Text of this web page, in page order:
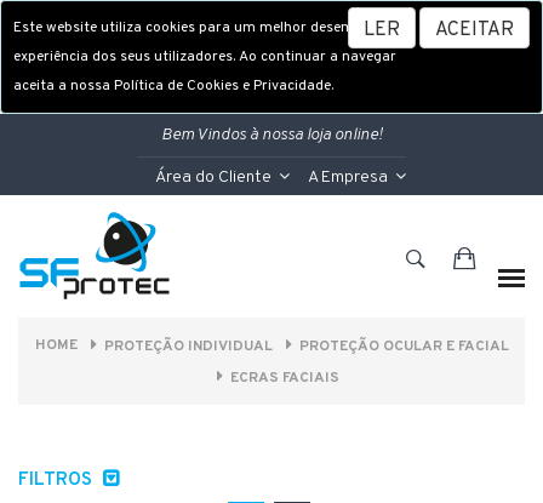
Este website utiliza cookies para um melhor desempenho e
experiência dos seus utilizadores. Ao continuar a navegar
aceita a nossa Política de Cookies e Privacidade.
LER ACEITAR
Bem Vindos à nossa loja online!
Área do Cliente A Empresa
HOME PROTEÇÃO INDIVIDUAL
PROTEÇÃO OCULAR E FACIAL
ECRAS FACIAIS
FILTROS